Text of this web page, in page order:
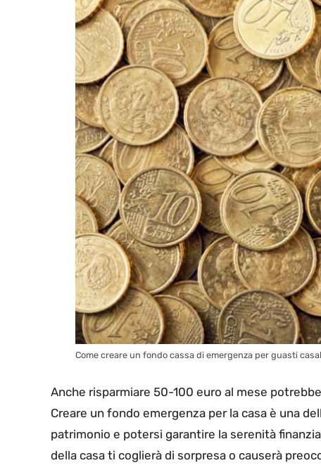
Come creare un fondo cassa di emergenza per guasti
Anche risparmiare 50-100 euro al mese
Creare un fondo emergenza per la casa è una
patrimonio e potersi garantire la serenità
della casa ti coglierà di sorpresa o causerà